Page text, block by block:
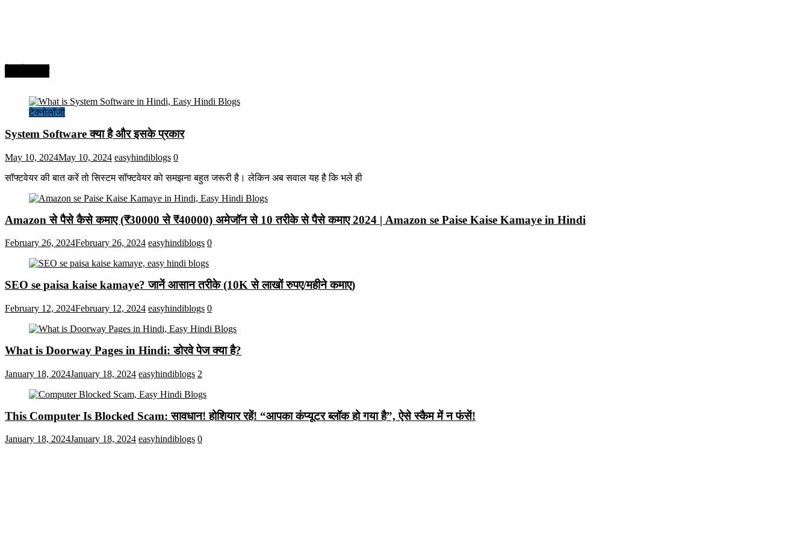
टेक्नोलॉजी
System Software क्या है और इसके प्रकार
May 10, 2024May 10, 2024 easyhindiblogs 0
सॉफ्टवेयर की बात करें तो सिस्टम सॉफ्टवेयर को समझना बहुत जरूरी है। लेकिन अब सवाल यह है कि भले ही
Amazon से पैसे कैसे कमाए (₹30000 से ₹40000) अमेजॉन से 10 तरीके से पैसे कमाए 2024 | Amazon se Paise Kaise Kamaye in Hindi
February 26, 2024February 26, 2024 easyhindiblogs 0
SEO se paisa kaise kamaye? जानें आसान तरीके (10K से लाखों रुपए/महीने कमाए)
February 12, 2024February 12, 2024 easyhindiblogs 0
What is Doorway Pages in Hindi: डोरवे पेज क्या है?
January 18, 2024January 18, 2024 easyhindiblogs 2
This Computer Is Blocked Scam: सावधान! होशियार रहें! “आपका कंप्यूटर ब्लॉक हो गया है”, ऐसे स्कैम में न फंसें!
January 18, 2024January 18, 2024 easyhindiblogs 0